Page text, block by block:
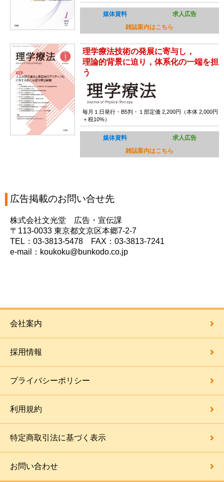
媒体資料
求人広告
雑誌案内はこちら
理学療法技術の発展に寄与し，
理論的背景に迫り，体系化の一端を担
う
毎月１日発行・B5判・１部定価 2,200円（本体 2,000円
＋税10%）
媒体資料
求人広告
雑誌案内はこちら
広告掲載のお問い合せ先
株式会社文光堂 広告・宣伝課
〒113-0033 東京都文京区本郷7-2-7
TEL：03-3813-5478 FAX：03-3813-7241
e-mail：koukoku@bunkodo.co.jp
会社案内
採用情報
プライバシーポリシー
利用規約
特定商取引法に基づく表示
お問い合わせ